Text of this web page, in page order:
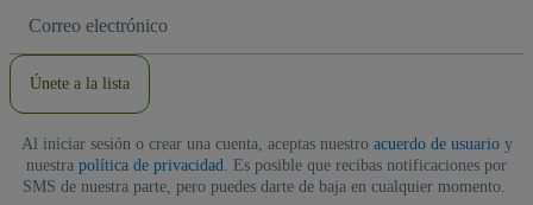
de
Únete a la lista
Al iniciar sesión o crear una cuenta, aceptas nuestro acuerdo de usuarioy
nuestra política de privacidad. Es posible que recibas notificaciones por
SMS de nuestra parte, pero puedes darte de baja en cualquier momento.